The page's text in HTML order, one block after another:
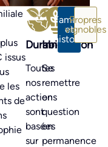
issus
les
de
Durabilité
Toutes
nos
actions
sont
basées
sur
Innovation
Se
remettre
en
question
en
permanence
Famille
et
histoire
Propres
vignobles